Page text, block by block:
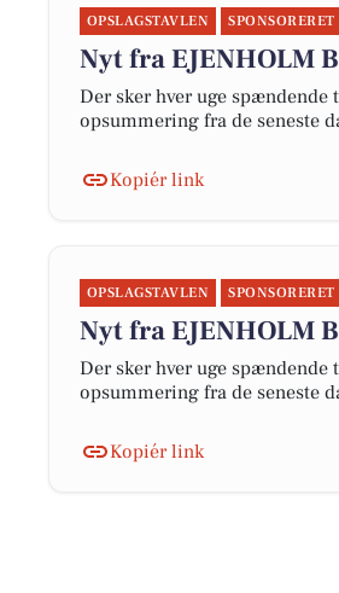
OPSLAGSTAVLEN SPONSORERET
Nyt fra EJENHOLM
Der sker hver uge
opsummering fra de seneste
Kopiér link
OPSLAGSTAVLEN SPONSORERET
Nyt fra EJENHOLM
Der sker hver uge
opsummering fra de seneste
Kopiér link